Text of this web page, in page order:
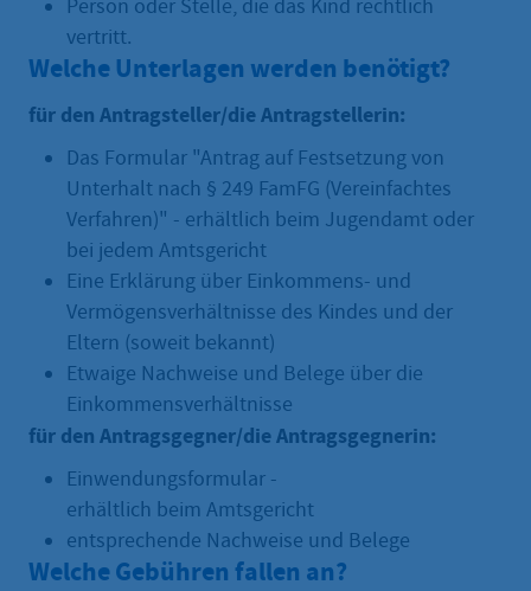
Person oder Stelle, die das Kind rechtlich
vertritt.
Welche Unterlagen werden benötigt?
für den Antragsteller/die Antragstellerin:
Das Formular "Antrag auf Festsetzung von
Unterhalt nach § 249 FamFG (Vereinfachtes
Verfahren)" - erhältlich beim Jugendamt oder
bei jedem Amtsgericht
Eine Erklärung über Einkommens- und
Vermögensverhältnisse des Kindes und der
Eltern (soweit bekannt)
Etwaige Nachweise und Belege über die
Einkommensverhältnisse
für den Antragsgegner/die Antragsgegnerin:
Einwendungsformular -
erhältlich beim Amtsgericht
entsprechende Nachweise und Belege
Welche Gebühren fallen an?